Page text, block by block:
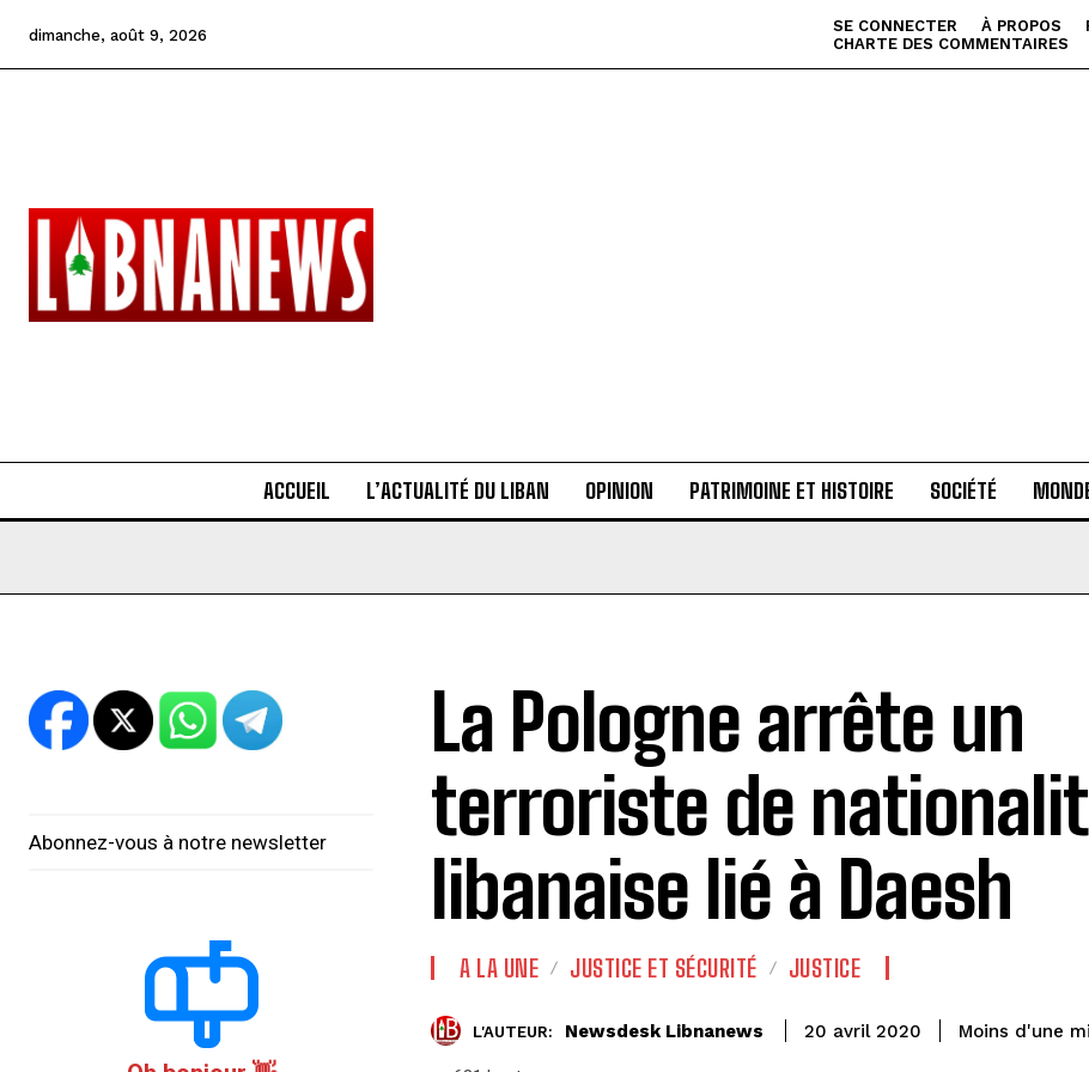
dimanche, août 9, 2026 SE CONNECTER À PROPOS
CHARTE DES COMMENTAIRES
ACCUEIL L’ACTUALITÉ DU LIBAN OPINION PATRIMOINE ET HISTOIRE SOCIÉTÉ
Abonnez-vous à notre newsletter
La Pologne arrête un
terroriste de
libanaise lié à Daesh
A LA UNE JUSTICE ET SÉCURITÉ JUSTICE
L'AUTEUR: Newsdesk Libnanews 20 avril 2020 Moins d'une